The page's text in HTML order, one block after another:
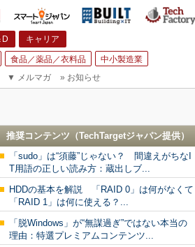
D キャリア
食品／薬品／衣料品
中小製造業
▼ メルマガ » お知らせ
推奨コンテンツ（TechTargetジャパン提供）
「sudo」は“須藤”じゃない？ 間違えがちなI
T用語の正しい読み方：蔵出しブ...
HDDの基本を解説 「RAID 0」は何がなくて
「RAID 1」は何に使える？...
「脱Windows」が“無謀過ぎ”ではない本当の
理由：特選プレミアムコンテンツ...